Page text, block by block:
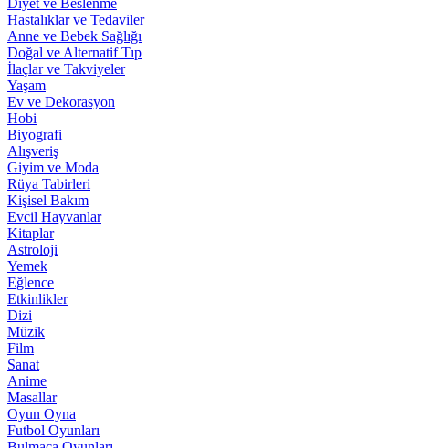
Diyet ve Beslenme
Hastalıklar ve Tedaviler
Anne ve Bebek Sağlığı
Doğal ve Alternatif Tıp
İlaçlar ve Takviyeler
Yaşam
Ev ve Dekorasyon
Hobi
Biyografi
Alışveriş
Giyim ve Moda
Rüya Tabirleri
Kişisel Bakım
Evcil Hayvanlar
Kitaplar
Astroloji
Yemek
Eğlence
Etkinlikler
Dizi
Müzik
Film
Sanat
Anime
Masallar
Oyun Oyna
Futbol Oyunları